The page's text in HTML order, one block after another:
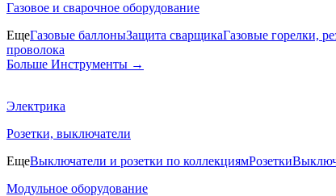
Газовое и сварочное оборудование
ЕщеГазовые баллоныЗащита сварщикаГазовые горелки,
проволока
Больше Инструменты →
Электрика
Розетки, выключатели
ЕщеВыключатели и розетки по коллекциямРозетки
Модульное оборудование